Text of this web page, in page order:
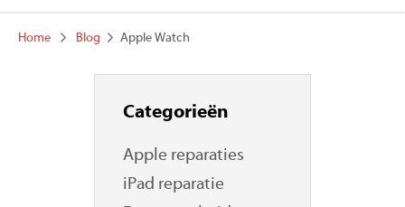
Home Blog Apple Watch
Categorieën
Apple reparaties
iPad reparatie